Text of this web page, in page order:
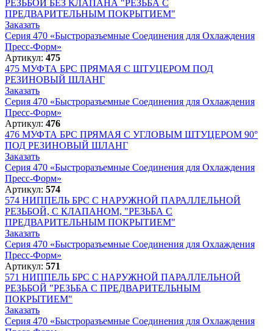
РЕЗЬБОЙ БЕЗ КЛАПАНА "РЕЗЬБА С
ПРЕДВАРИТЕЛЬНЫМ ПОКРЫТИЕМ"
Заказать
Серия 470 «Быстроразъемные Соединения для Охлаждения
Пресс-Форм»
Артикул: 475
475 МУФТА БРС ПРЯМАЯ С ШТУЦЕРОМ ПОД
РЕЗИНОВЫЙ ШЛАНГ
Заказать
Серия 470 «Быстроразъемные Соединения для Охлаждения
Пресс-Форм»
Артикул: 476
476 МУФТА БРС ПРЯМАЯ С УГЛОВЫМ ШТУЦЕРОМ 90°
ПОД РЕЗИНОВЫЙ ШЛАНГ
Заказать
Серия 470 «Быстроразъемные Соединения для Охлаждения
Пресс-Форм»
Артикул: 574
574 НИППЕЛЬ БРС С НАРУЖНОЙ ПАРАЛЛЕЛЬНОЙ
РЕЗЬБОЙ, С КЛАПАНОМ, "РЕЗЬБА С
ПРЕДВАРИТЕЛЬНЫМ ПОКРЫТИЕМ"
Заказать
Серия 470 «Быстроразъемные Соединения для Охлаждения
Пресс-Форм»
Артикул: 571
571 НИППЕЛЬ БРС С НАРУЖНОЙ ПАРАЛЛЕЛЬНОЙ
РЕЗЬБОЙ "РЕЗЬБА С ПРЕДВАРИТЕЛЬНЫМ
ПОКРЫТИЕМ"
Заказать
Серия 470 «Быстроразъемные Соединения для Охлаждения